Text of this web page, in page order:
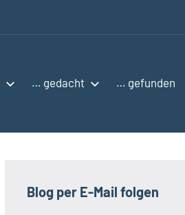
… gedacht … gefunden
Blog per E-Mail folgen